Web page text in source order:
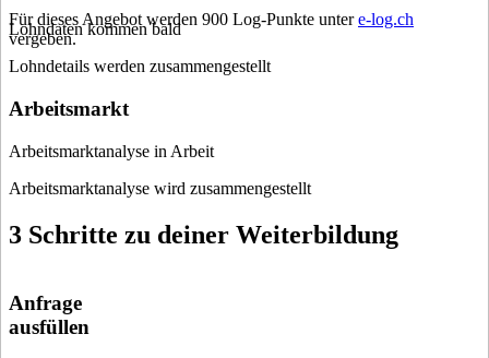
Für dieses Angebot werden 900 Log-Punkte untere-log.ch
vergeben.
Lohndaten kommen bald
Lohndetails werden zusammengestellt
Arbeitsmarkt
Arbeitsmarktanalyse in Arbeit
Arbeitsmarktanalyse wird zusammengestellt
3 Schritte zu deiner Weiterbildung
Anfrage
ausfüllen